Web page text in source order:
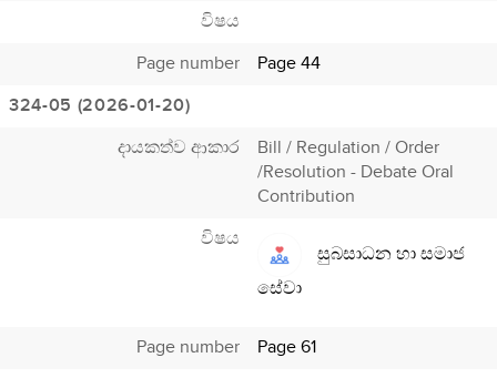
විෂය
Page number
Page 44
324-05 (2026-01-20)
දායකත්ව ආකාර
Bill / Regulation / Order
/Resolution - Debate Oral
Contribution
විෂය
සුබසාධන හා සමාජ
සේවා
Page number
Page 61